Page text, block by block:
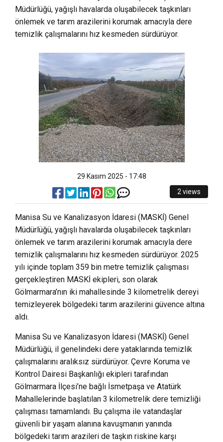
Müdürlüğü, yağışlı havalarda oluşabilecek taşkınları
önlemek ve tarım arazilerini korumak amacıyla dere
temizlik çalışmalarını hız kesmeden sürdürüyor.
29 Kasım 2025 - 17:48
2 views
Manisa Su ve Kanalizasyon İdaresi (MASKİ) Genel
Müdürlüğü, yağışlı havalarda oluşabilecek taşkınları
önlemek ve tarım arazilerini korumak amacıyla dere
temizlik çalışmalarını hız kesmeden sürdürüyor. 2025
yılı içinde toplam 359 bin metre temizlik çalışması
gerçekleştiren MASKİ ekipleri, son olarak
Gölmarmara’nın iki mahallesinde 3 kilometrelik dereyi
temizleyerek bölgedeki tarım arazilerini güvence altına
aldı.
Manisa Su ve Kanalizasyon İdaresi (MASKİ) Genel
Müdürlüğü, il genelindeki dere yataklarında temizlik
çalışmalarını aralıksız sürdürüyor. Çevre Koruma ve
Kontrol Dairesi Başkanlığı ekipleri tarafından
Gölmarmara İlçesi’ne bağlı İsmetpaşa ve Atatürk
Mahallelerinde başlatılan 3 kilometrelik dere temizliği
çalışması tamamlandı. Bu çalışma ile vatandaşlar
güvenli bir yaşam alanına kavuşmanın yanında
bölgedeki tarım arazileri de taşkın riskine karşı